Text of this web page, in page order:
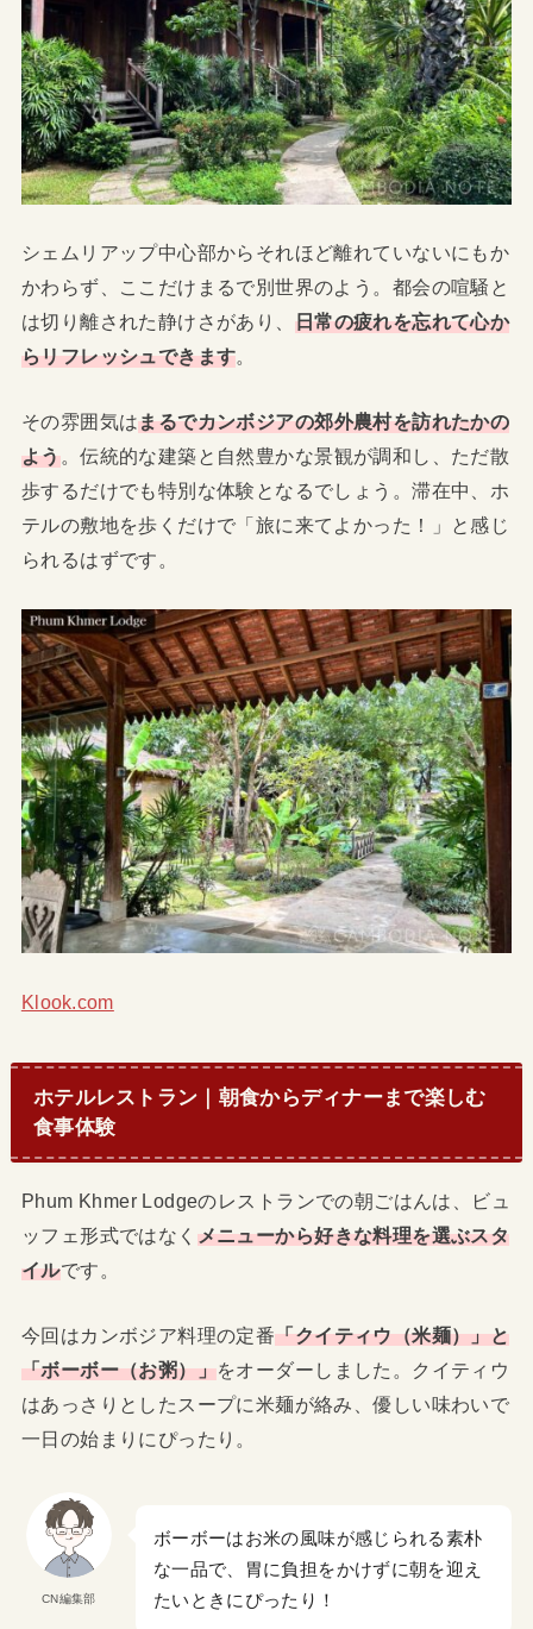
シェムリアップ中心部からそれほど離れていないにもか
かわらず、ここだけまるで別世界のよう。都会の喧騒と
は切り離された静けさがあり、 日常の疲れを忘れて心か
らリフレッシュできます。
その雰囲気はまるでカンボジアの郊外農村を訪れたかの
よう。伝統的な建築と自然豊かな景観が調和し、ただ散
歩するだけでも特別な体験となるでしょう。滞在中、ホ
テルの敷地を歩くだけで「旅に来てよかった！」と感じ
られるはずです。
Klook.com
ホテルレストラン｜朝食からディナーまで楽しむ
食事体験
Phum Khmer Lodgeのレストランでの朝ごはんは、ビュ
ッフェ形式ではなく メニューから好きな料理を選ぶスタ
イルです。
今回はカンボジア料理の定番「クイティウ（米麺）」と
「ボーボー（お粥）」をオーダーしました。クイティウ
はあっさりとしたスープに米麺が絡み、優しい味わいで
一日の始まりにぴったり。
CN編集部
ボーボーはお米の風味が感じられる素朴
な一品で、胃に負担をかけずに朝を迎え
たいときにぴったり！